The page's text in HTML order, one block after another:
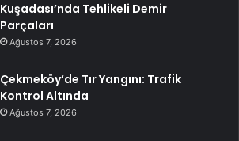
Kuşadası’nda Tehlikeli Demir
Parçaları
Ağustos 7, 2026
Çekmeköy’de Tır Yangını: Trafik
Kontrol Altında
Ağustos 7, 2026